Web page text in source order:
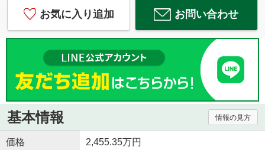
お気に入り追加 お問い合わせ
基本情報 情報の見方
価格 2,455.35万円